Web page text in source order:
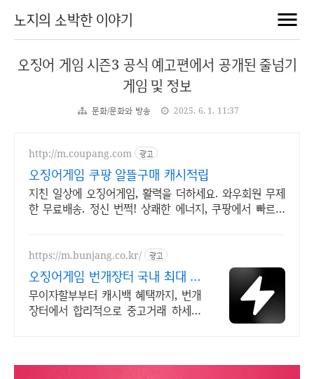
노지의 소박한 이야기
오징어 게임 시즌3 공식 예고편에서 공개된 줄넘기
게임 및 정보
문화/문화와 방송 2025. 6. 1. 11:37
http://m.coupang.com 광고
오징어게임 쿠팡 알뜰구매 캐시적립
지친 일상에 오징어게임, 활력을 더하세요. 와우회원 무제
한 무료배송. 정신 번쩍! 상쾌한 에너지, 쿠팡에서 빠르고
https://m.bunjang.co.kr/ 광고
오징어게임 번개장터 국내 최대 브
랜드 중고거래
무이자할부부터 캐시백 혜택까지, 번개
장터에서 합리적으로 중고거래 하세요